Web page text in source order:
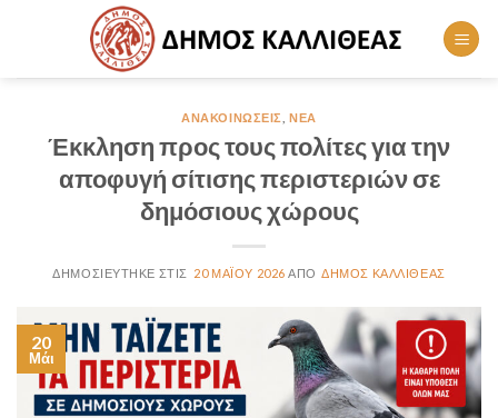
ΑΝΑΚΟΙΝΏΣΕΙΣ ,ΝΈΑ
Έκκληση προς τους πολίτες για την
αποφυγή σίτισης περιστεριών σε
δημόσιους χώρους
20 ΜΑΪ́ΟΥ 2026 ΔΗΜΟΣ ΚΑΛΛΙΘΕΑΣ
20
Μάι